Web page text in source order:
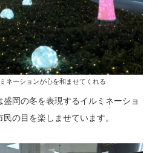
ネーションが心を和ませてくれる
岡の冬を表現するイルミネーショ
の目を楽しませています。